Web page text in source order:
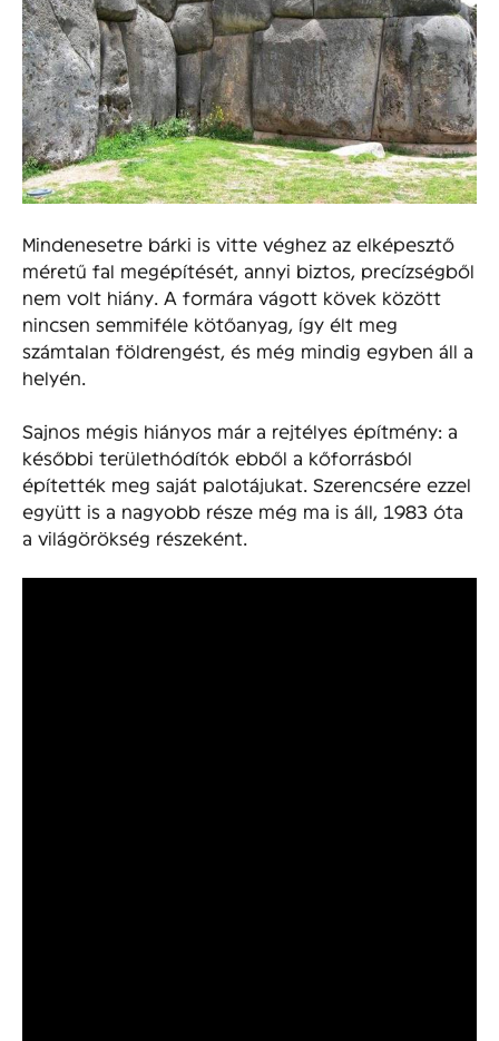
Mindenesetre bárki is vitte véghez az elképesztő
méretű fal megépítését, annyi biztos, precízségből
nem volt hiány. A formára vágott kövek között
nincsen semmiféle kötőanyag, így élt meg
számtalan földrengést, és még mindig egyben áll a
helyén.
Sajnos mégis hiányos már a rejtélyes építmény: a
későbbi területhódítók ebből a kőforrásból
építették meg saját palotájukat. Szerencsére ezzel
együtt is a nagyobb része még ma is áll, 1983 óta
a világörökség részeként.